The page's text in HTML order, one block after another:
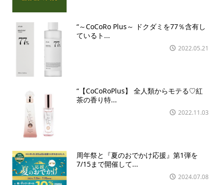
“～CoCoRo Plus～ ドクダミを77％含有し
ているト...
2022.05.21
“【CoCoRoPlus】 全人類からモテる♡紅
茶の香り特...
2022.11.03
周年祭と『夏のおでかけ応援』第1弾を
7/15まで開催して...
2024.07.08